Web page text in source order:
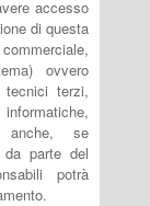
accesso
di questa
ovvero
terzi,
anche, se
da parte del
potrà